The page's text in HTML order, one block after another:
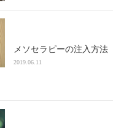
メソセラピーの注入方法
2019.06.11